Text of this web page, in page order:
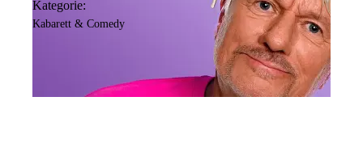
Kategorie:
Kabarett & Comedy